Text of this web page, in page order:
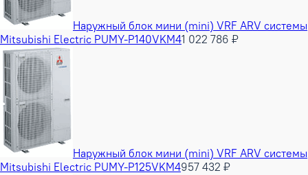
Наружный блок мини (mini) VRF ARV системы
Mitsubishi Electric PUMY-P140VKM41 022 786 ₽
Наружный блок мини (mini) VRF ARV системы
Mitsubishi Electric PUMY-P125VKM4957 432 ₽